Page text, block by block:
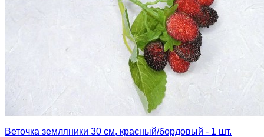
Веточка земляники 30 см, красный/бордовый - 1 шт.